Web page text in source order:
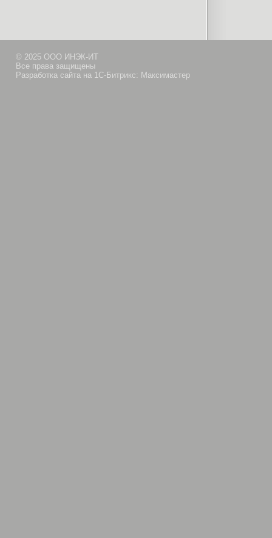
© 2025 ООО ИНЭК-ИТ
Все права защищены
Разработка сайта на 1С-Битрикс: Максимастер